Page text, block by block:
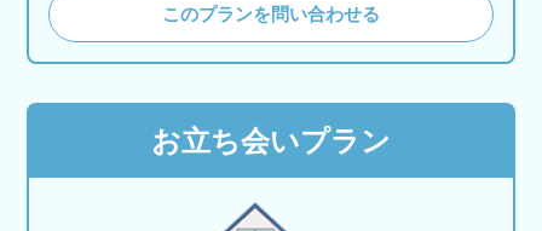
このプランを問い合わせる
お立ち会いプラン